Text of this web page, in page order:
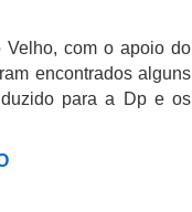
Velho, com o apoio do
encontrados alguns
para a Dp e os